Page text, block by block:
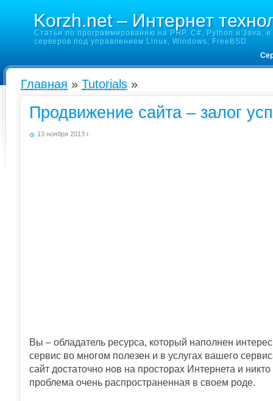
Korzh.net – Интернет
Статьи по программированию на PHP, C#, Python и Java,
серверов под управлением Linux, Windows, FreeBSD.
Главная » Tutorials »
Продвижение сайта – залог
13 ноября 2013 г.
Вы – обладатель ресурса, который наполнен
сервис во многом полезен и в услугах вашего
сайт достаточно нов на просторах Интернета и
проблема очень распространенная в своем роде.